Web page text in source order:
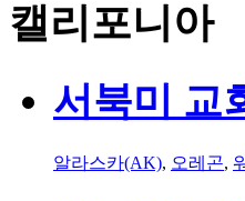
캘리포니아
서북미 교
알라스카(AK), 오레곤,